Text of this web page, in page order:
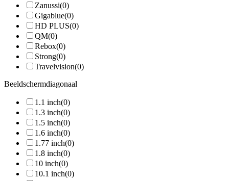
Zanussi(0)
Gigablue(0)
HD PLUS(0)
QM(0)
Rebox(0)
Strong(0)
Travelvision(0)
Beeldschermdiagonaal
1.1 inch(0)
1.3 inch(0)
1.5 inch(0)
1.6 inch(0)
1.77 inch(0)
1.8 inch(0)
10 inch(0)
10.1 inch(0)